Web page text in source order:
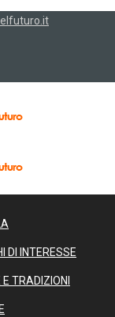
DI INTERESSE
E TRADIZIONI